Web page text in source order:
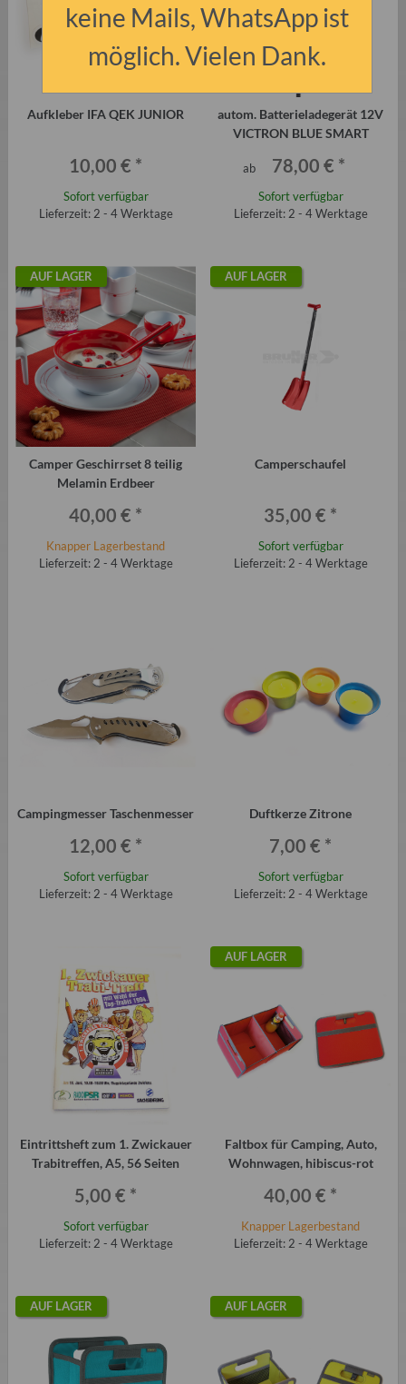
Aufkleber IFA QEK JUNIOR
10,00 € *
Sofort verfügbar
Lieferzeit: 2 - 4 Werktage
autom. Batterieladegerät 12V
VICTRON BLUE SMART
ab 78,00 € *
Sofort verfügbar
Lieferzeit: 2 - 4 Werktage
AUF LAGER
Camper Geschirrset 8 teilig
Melamin Erdbeer
40,00 € *
Knapper Lagerbestand
Lieferzeit: 2 - 4 Werktage
AUF LAGER
Camperschaufel
35,00 € *
Sofort verfügbar
Lieferzeit: 2 - 4 Werktage
Campingmesser Taschenmesser
12,00 € *
Sofort verfügbar
Lieferzeit: 2 - 4 Werktage
Duftkerze Zitrone
7,00 € *
Sofort verfügbar
Lieferzeit: 2 - 4 Werktage
Eintrittsheft zum 1. Zwickauer
Trabitreffen, A5, 56 Seiten
5,00 € *
Sofort verfügbar
Lieferzeit: 2 - 4 Werktage
AUF LAGER
Faltbox für Camping, Auto,
Wohnwagen, hibiscus-rot
40,00 € *
Knapper Lagerbestand
Lieferzeit: 2 - 4 Werktage
AUF LAGER AUF LAGER
keine Mails, WhatsApp ist
möglich. Vielen Dank.